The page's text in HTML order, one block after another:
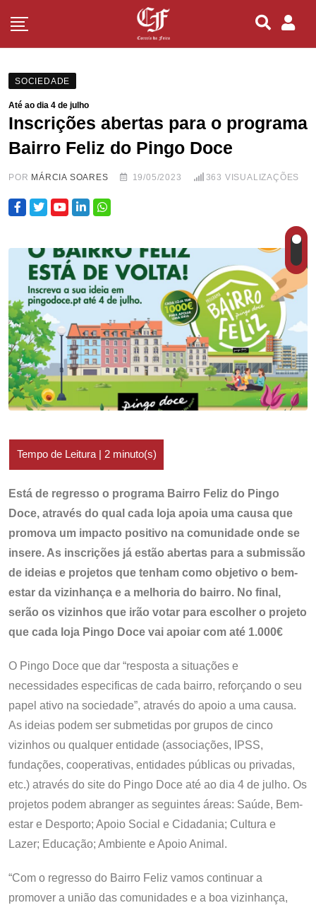
SOCIEDADE
Até ao dia 4 de julho
Inscrições abertas para o programa
Bairro Feliz do Pingo Doce
POR MÁRCIA SOARES 19/05/2023 363 VISUALIZAÇÕES
Está de regresso o programa Bairro Feliz do Pingo
Doce, através do qual cada loja apoia uma causa que
promova um impacto positivo na comunidade onde se
insere. As inscrições já estão abertas para a submissão
de ideias e projetos que tenham como objetivo o bem-
estar da vizinhança e a melhoria do bairro. No final,
serão os vizinhos que irão votar para escolher o projeto
que cada loja Pingo Doce vai apoiar com até 1.000€
O Pingo Doce que dar “resposta a situações e
necessidades especificas de cada bairro, reforçando o seu
papel ativo na sociedade”, através do apoio a uma causa.
As ideias podem ser submetidas por grupos de cinco
vizinhos ou qualquer entidade (associações, IPSS,
fundações, cooperativas, entidades públicas ou privadas,
etc.) através do site do Pingo Doce até ao dia 4 de julho. Os
projetos podem abranger as seguintes áreas: Saúde, Bem-
estar e Desporto; Apoio Social e Cidadania; Cultura e
Lazer; Educação; Ambiente e Apoio Animal.
“Com o regresso do Bairro Feliz vamos continuar a
promover a união das comunidades e a boa vizinhança,